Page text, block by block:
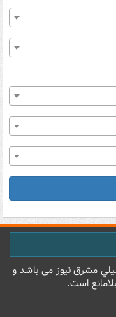
مشرق نيوز می باشد و
است.